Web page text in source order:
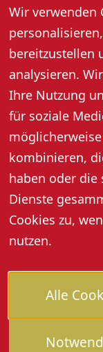
Wir verwenden
bereitzustellen
analysieren.
Ihre Nutzung
für soziale
kombinieren,
haben oder
Dienste
Cookies zu,
nutzen.
Alle
Tickets
Preise:
gebeten.
Es sind